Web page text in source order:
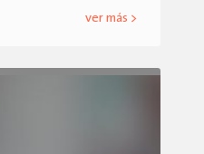
ver más >